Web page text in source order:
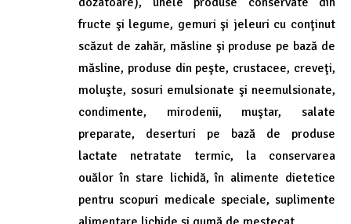
fructe şi legume, gemuri şi jeleuri cu conţinut
scăzut de zahăr, măsline şi produse pe bază de
măsline, produse din peşte, crustacee, creveţi,
moluşte, sosuri emulsionate şi neemulsionate,
condimente, mirodenii, muştar, salate
preparate, deserturi pe bază de produse
lactate netratate termic, la conservarea
ouălor în stare lichidă, în alimente dietetice
pentru scopuri medicale speciale, suplimente